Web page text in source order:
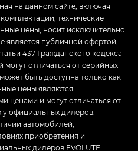
на данном сайте, включая
технические
цены, носит исключительно
является публичной офертой,
437 Гражданского кодекса
отличаться от серийных
быть доступна только как
цены являются
ценами и могут отличаться от
у официальных дилеров.
автомобилей,
приобретения и
дилеров EVOLUTE.